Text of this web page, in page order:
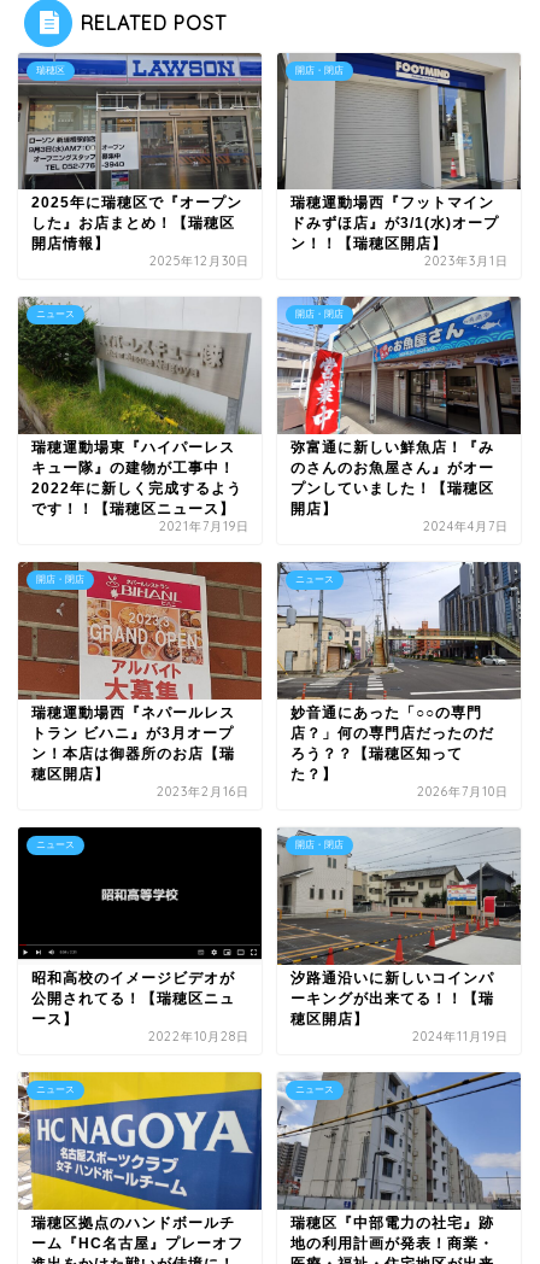
RELATED POST
瑞穂区
2025年に瑞穂区で『オープン
した』お店まとめ！【瑞穂区
開店情報】
2025年12月30日
開店・閉店
瑞穂運動場西『フットマイン
ドみずほ店』が3/1(水)オープ
ン！！【瑞穂区開店】
2023年3月1日
ニュース
瑞穂運動場東『ハイパーレス
キュー隊』の建物が工事中！
2022年に新しく完成するよう
です！！【瑞穂区ニュース】
2021年7月19日
開店・閉店
弥富通に新しい鮮魚店！『み
のさんのお魚屋さん』がオー
プンしていました！【瑞穂区
開店】
2024年4月7日
開店・閉店
瑞穂運動場西『ネパールレス
トラン ビハニ』が3月オープ
ン！本店は御器所のお店【瑞
穂区開店】
2023年2月16日
ニュース
妙音通にあった「○○の専門
店？」何の専門店だったのだ
ろう？？【瑞穂区知って
た？】
2026年7月10日
ニュース
昭和高校のイメージビデオが
公開されてる！【瑞穂区ニュ
ース】
2022年10月28日
開店・閉店
汐路通沿いに新しいコインパ
ーキングが出来てる！！【瑞
穂区開店】
2024年11月19日
ニュース
瑞穂区拠点のハンドボールチ
ーム『HC名古屋』プレーオフ
ニュース
瑞穂区『中部電力の社宅』跡
地の利用計画が発表！商業・